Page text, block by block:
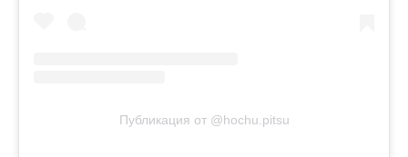
Публикация от @hochu.pitsu